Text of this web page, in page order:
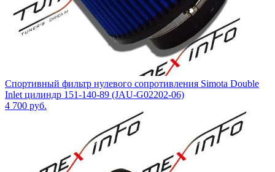
Спортивный фильтр нулевого сопротивления Simota Double
Inlet цилиндр 151-140-89 (JAU-G02202-06)
4 700 руб.